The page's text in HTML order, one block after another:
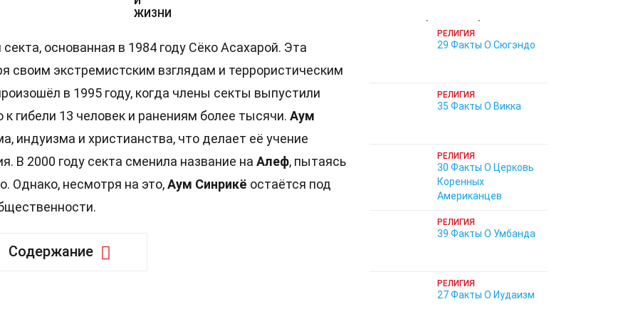
ЖИЗНИ
основанная в 1984 году Сёко Асахарой. Эта
своим экстремистским взглядам и террористическим
в 1995 году, когда члены секты выпустили
гибели 13 человек и ранениям более тысячи. Аум
индуизма и христианства, что делает её учение
В 2000 году секта сменила название на Алеф, пытаясь
Однако, несмотря на это,Аум Синрикё остаётся под
Содержание
РЕЛИГИЯ
29 Факты О Сюгэндо
РЕЛИГИЯ
35 Факты О Викка
РЕЛИГИЯ
30 Факты О Церковь
Коренных
Американцев
РЕЛИГИЯ
39 Факты О Умбанда
РЕЛИГИЯ
27 Факты О Иудаизм